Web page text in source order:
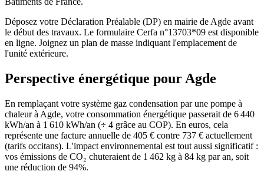
Déposez votre Déclaration Préalable (DP) en mairie de Agde avant
le début des travaux. Le formulaire Cerfa n°13703*09 est disponible
en ligne. Joignez un plan de masse indiquant l'emplacement de
l'unité extérieure.
Perspective énergétique pour Agde
En remplaçant votre système gaz condensation par une pompe à
chaleur à Agde, votre consommation énergétique passerait de 6 440
kWh/an à 1 610 kWh/an (÷ 4 grâce au COP). En euros, cela
représente une facture annuelle de 405 € contre 737 € actuellement
(tarifs occitans). L'impact environnemental est tout aussi significatif :
vos émissions de CO₂ chuteraient de 1 462 kg à 84 kg par an, soit
une réduction de 94%.